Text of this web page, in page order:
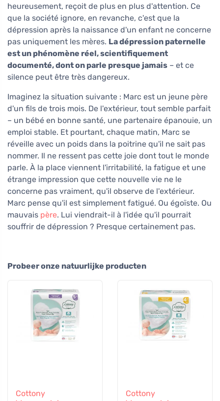
heureusement, reçoit de plus en plus d'attention. Ce
que la société ignore, en revanche, c'est que la
dépression après la naissance d'un enfant ne concerne
pas uniquement les mères. La dépression paternelle
est un phénomène réel, scientifiquement
documenté, dont on parle presque jamais – et ce
silence peut être très dangereux.
Imaginez la situation suivante : Marc est un jeune père
d'un fils de trois mois. De l'extérieur, tout semble parfait
– un bébé en bonne santé, une partenaire épanouie, un
emploi stable. Et pourtant, chaque matin, Marc se
réveille avec un poids dans la poitrine qu'il ne sait pas
nommer. Il ne ressent pas cette joie dont tout le monde
parle. À la place viennent l'irritabilité, la fatigue et une
étrange impression que cette nouvelle vie ne le
concerne pas vraiment, qu'il observe de l'extérieur.
Marc pense qu'il est simplement fatigué. Ou égoïste. Ou
mauvais père. Lui viendrait-il à l'idée qu'il pourrait
souffrir de dépression ? Presque certainement pas.
Probeer onze natuurlijke producten
Cottony
Cottony